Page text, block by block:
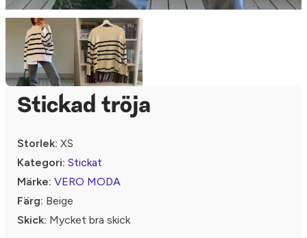
Stickad tröja
Storlek: XS
Kategori: Stickat
Märke: VERO MODA
Färg: Beige
Skick: Mycket bra skick